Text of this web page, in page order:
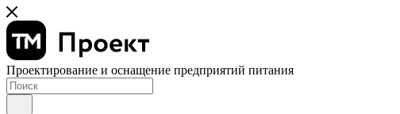
Проектирование и оснащение предприятий питания